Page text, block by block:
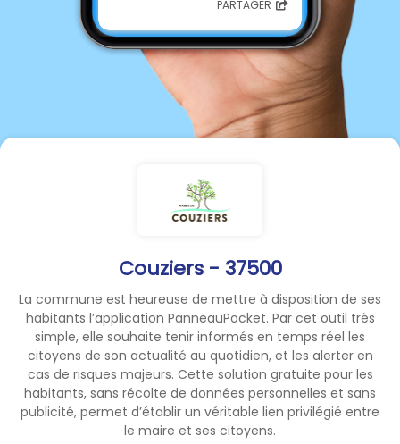
Couziers - 37500
La commune est heureuse de mettre à disposition de ses
habitants l’application PanneauPocket. Par cet outil très
simple, elle souhaite tenir informés en temps réel les
citoyens de son actualité au quotidien, et les alerter en
cas de risques majeurs. Cette solution gratuite pour les
habitants, sans récolte de données personnelles et sans
publicité, permet d’établir un véritable lien privilégié entre
le maire et ses citoyens.
Bassin du Negron a atteint un
seuil critique.
Pour plus d'informations,
merci de consulter l'
arrêté de
restrictionet l'
arrêté cadre
arrosage des jardins
INTERDITde 8h à 20h
arrosage des massifs fleuris,
arbustesINTERDIT
remplissage et vidange de
piscine de plus de
1m3INTERDIT
lavage de véhicules à
PARTAGER